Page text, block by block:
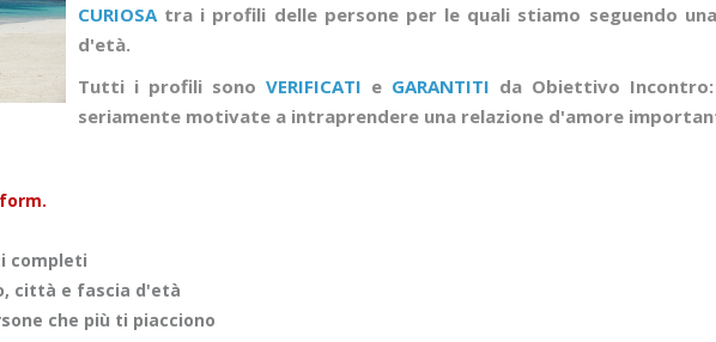
CURIOSA tra i profili delle persone per le quali stiamo seguendo
d'età.
Tutti i profili sono VERIFICATI e GARANTITI da Obiettivo
seriamente motivate a intraprendere una relazione d'amore
completi
città e fascia d'età
che più ti piacciono